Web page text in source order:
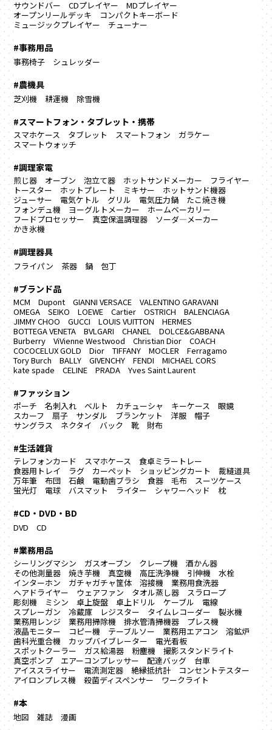
サウンドバー
CDプレイヤー
MDプレイヤー
オープンリールデッキ
コンパクトキーボード
ミュージックプレイヤー
チューナー
#事務用品
事務椅子 シュレッダー
#農機具
芝刈機 耕運機 除雪機
#スマートフォン・タブレット・携帯
スマホケース タブレット スマートフォン
ガラケー
スマートウォッチ
#調理家電
煎じ器 オーブン 泡立て器 ホットサンドメーカー
フライヤー
トースター
ホットプレート ミキサー
ホットサンド機器
ジューサー
電気ケトル グリル 電気圧力鍋
たこ焼き機
フォンデュ機
ヨーグルトメーカー
ホームベーカリー
フードプロセッサー
真空保温調理器
ソーダ―メーカー
かき氷機
#調理器具
フライパン 茶器 鍋 包丁
#ブランド品
MCM Dupont GIANNI VERSACE
VALENTINO GARAVANI
OMEGA
SEIKO LOEWE Cartier OSTRICH
BALENCIAGA
JIMMY CHOO
GUCCI LOUIS VUITTON
HERMES
BOTTEGA VENETA
BVLGARI CHANEL
DOLCE&GABBANA
Burberry
ViVienne Westwood Christian Dior
COACH
COCOCELUX GOLD
Dior TIFFANY MOCLER
Ferragamo
Tory Burch
BALLY GIVENCHY FENDI
MICHAEL CORS
kate spade
CELINE PRADA Yves Saint Laurent
#ファッション
ポーチ 名刺入れ ベルト カチューシャ キーケース
眼鏡
スカーフ
扇子 サンダル ブランケット 洋服
帽子
サングラス
ネクタイ バック 靴 財布
#生活雑貨
テレフォンカード スマホケース
食卓ミラートレー
食器用トレイ
ラグ カーペット ショッピングカート
裁縫道具
万年筆
布団 石鹸 電動歯ブラシ 食器 毛布
スーツケース
蛍光灯
電球 バスマット ライター シャワーヘッド 枕
#CD・DVD・BD
DVD CD
#業務用品
シーリングマシン ガスオーブン クレープ機
酒かん器
その他測量器
焼き芋機 真空機 高圧洗浄機 引伸機
水栓
インターホン
ガチャガチャ筐体 溶接機
業務用食洗器
ヘアドライヤー
ウェアファン タオル蒸し器
スラロープ
彫刻機
ミシン 卓上旋盤 卓上ドリル ケーブル
電線
スプレーガン
冷蔵庫 レジスター タイムレコーダー
製氷機
業務用レンジ
業務用掃除機 排水管清掃機器
プレス機
液晶モニター
コピー機 テーブルソー 業務用エアコン
溶鉱炉
歯科光重合機
カップバイブレーター
電光看板
スポットクーラー
ガス給湯器 粉塵機
撮影スタンドライト
真空ポンプ
エアーコンプレッサー 配達バッグ
台車
アイススライサー
電流測定器 絶縁抵抗計
コンセントテスター
アイロンプレス機
殺菌ディスペンサー ワークライト
#本
地図 雑誌 漫画